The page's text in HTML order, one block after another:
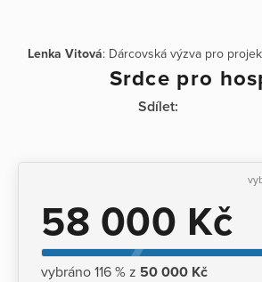
Lenka Vitová: Dárcovská výzva pro
Srdce pro
Sdílet:
58 000 Kč
vybráno 116 % z 50 000 Kč